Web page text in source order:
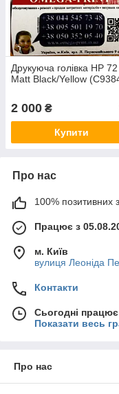
Друкуюча голівка HP 72
Matt Black/Yellow
2 000 ₴
Купити
Про нас
100% позитивних з
Працює з
м. Київ
вулиця Леоніда
Контакти
Сьогодні
Показати весь
Про нас